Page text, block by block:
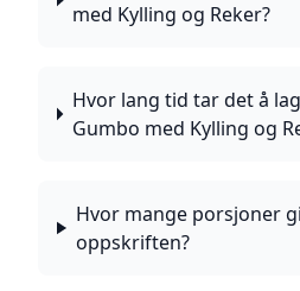
med Kylling og Reker?
Hvor lang tid tar det å
Gumbo med Kylling og
Hvor mange porsjoner
oppskriften?